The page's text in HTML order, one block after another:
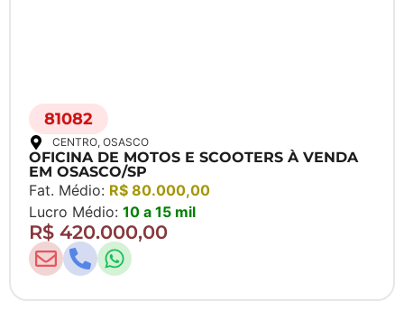
81082
CENTRO, OSASCO
OFICINA DE MOTOS E SCOOTERS À VENDA
EM OSASCO/SP
Fat. Médio: R$ 80.000,00
Lucro Médio: 10 a 15 mil
R$ 420.000,00